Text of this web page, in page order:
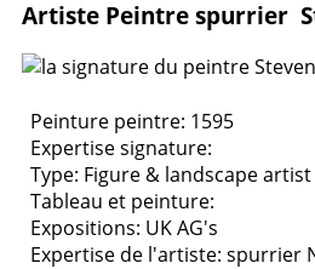
Artiste Peintre spurrier
Peinture peintre: 1595
Expertise signature:
Type: Figure & landscape artist
Tableau et peinture:
Expositions: UK AG's
Expertise de l'artiste: spurrier